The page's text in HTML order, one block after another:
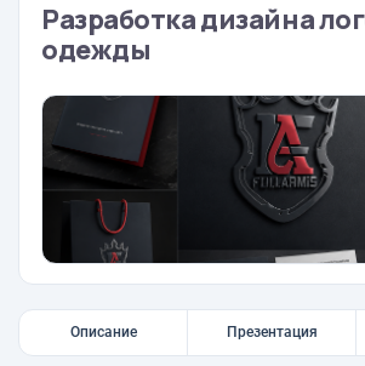
Разработка дизайна
одежды
Описание Презентация